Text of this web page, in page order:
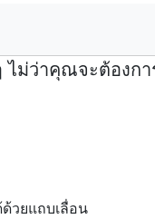
ม่ว่าคุณจะต้องก
วยแถบเลื่อน